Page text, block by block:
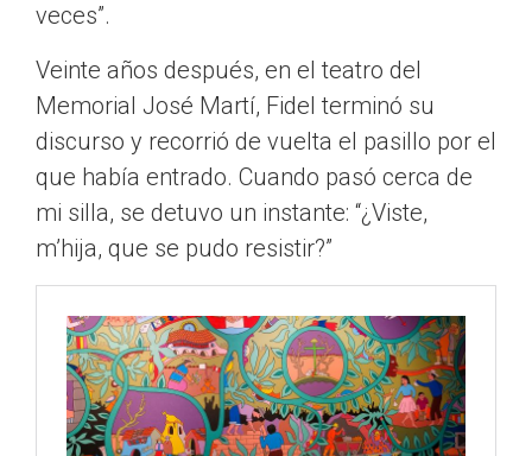
veces”.
Veinte años después, en el teatro del
Memorial José Martí, Fidel terminó su
discurso y recorrió de vuelta el pasillo por el
que había entrado. Cuando pasó cerca de
mi silla, se detuvo un instante: “¿Viste,
m’hija, que se pudo resistir?”